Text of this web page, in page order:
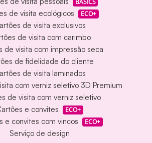
BASICS
de visita ecológicos ECO+
de visita exclusivos
de visita com carimbo
de visita com impressão seca
de fidelidade do cliente
de visita laminados
com verniz seletivo 3D Premium
de visita com verniz seletivo
e convites
ECO+
e convites com vincos ECO+
Serviço de design